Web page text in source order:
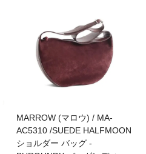
MARROW (マロウ) / MA-
AC5310 /SUEDE HALFMOON
ショルダー バッグ -